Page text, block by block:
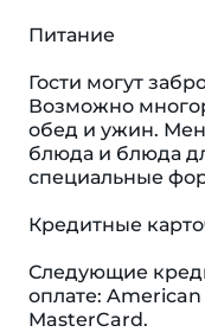
Питание
Гости могут
Возможно
обед и ужин.
блюда и блюда
специальные
Кредитные
Следующие
оплате:
MasterCard.